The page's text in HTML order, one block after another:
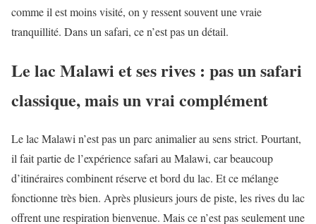
comme il est moins visité, on y ressent souvent une vraie
tranquillité. Dans un safari, ce n’est pas un détail.
Le lac Malawi et ses rives : pas un safari
classique, mais un vrai complément
Le lac Malawi n’est pas un parc animalier au sens strict. Pourtant,
il fait partie de l’expérience safari au Malawi, car beaucoup
d’itinéraires combinent réserve et bord du lac. Et ce mélange
fonctionne très bien. Après plusieurs jours de piste, les rives du lac
offrent une respiration bienvenue. Mais ce n’est pas seulement une